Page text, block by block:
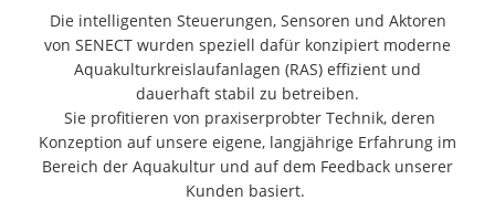
Die intelligenten Steuerungen, Sensoren und Aktoren
von SENECT wurden speziell dafür konzipiert moderne
Aquakulturkreislaufanlagen (RAS) effizient und
dauerhaft stabil zu betreiben.
Sie profitieren von praxiserprobter Technik, deren
Konzeption auf unsere eigene, langjährige Erfahrung im
Bereich der Aquakultur und auf dem Feedback unserer
Kunden basiert.